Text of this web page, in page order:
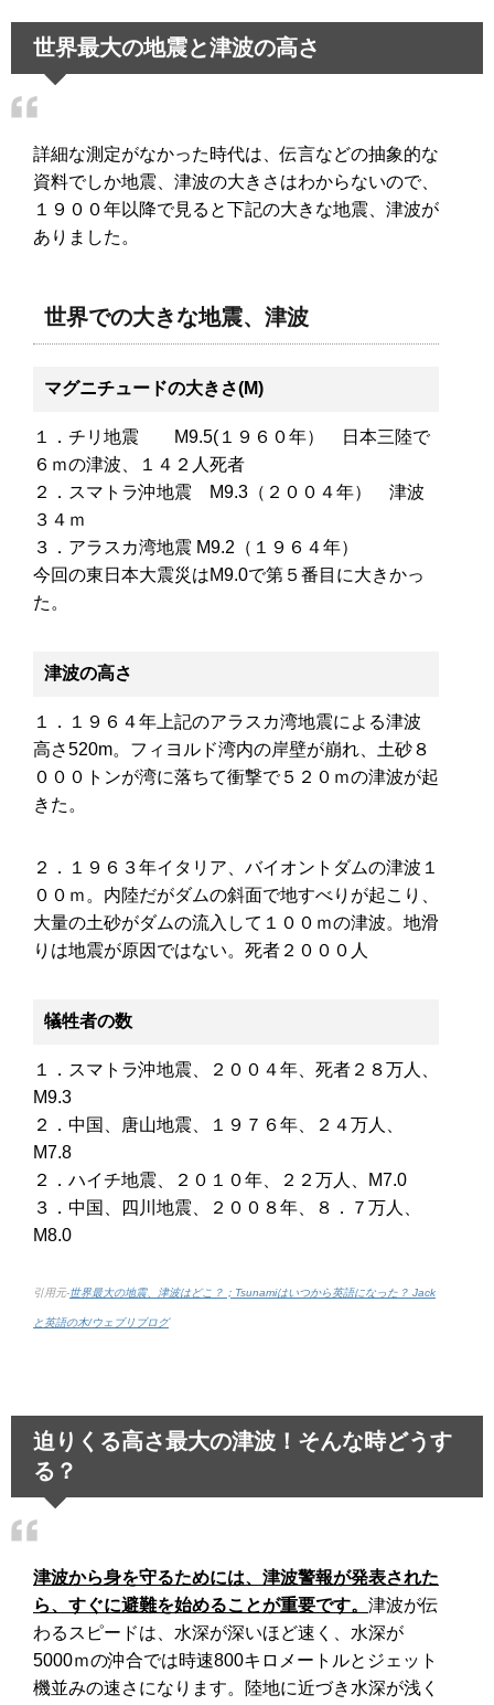
世界最大の地震と津波の高さ
詳細な測定がなかった時代は、伝言などの抽象的な
資料でしか地震、津波の大きさはわからないので、
１９００年以降で見ると下記の大きな地震、津波が
ありました。
世界での大きな地震、津波
マグニチュードの大きさ(M)
１．チリ地震 M9.5(１９６０年） 日本三陸で
６ｍの津波、１４２人死者
２．スマトラ沖地震 M9.3（２００４年） 津波
３４ｍ
３．アラスカ湾地震 M9.2（１９６４年）
今回の東日本大震災はM9.0で第５番目に大きかっ
た。
津波の高さ
１．１９６４年上記のアラスカ湾地震による津波
高さ520m。フィヨルド湾内の岸壁が崩れ、土砂８
０００トンが湾に落ちて衝撃で５２０ｍの津波が起
きた。
２．１９６３年イタリア、バイオントダムの津波１
００ｍ。内陸だがダムの斜面で地すべりが起こり、
大量の土砂がダムの流入して１００ｍの津波。地滑
りは地震が原因ではない。死者２０００人
犠牲者の数
１．スマトラ沖地震、２００４年、死者２８万人、
M9.3
２．中国、唐山地震、１９７６年、２４万人、
M7.8
２．ハイチ地震、２０１０年、２２万人、M7.0
３．中国、四川地震、２００８年、８．７万人、
M8.0
引用元-世界最大の地震、津波はどこ？；Tsunamiはいつから英語になった？ Jack
と英語の木/ウェブリブログ
迫りくる高さ最大の津波！そんな時どうす
る？
津波から身を守るためには、津波警報が発表された
ら、すぐに避難を始めることが重要です。 津波が伝
わるスピードは、水深が深いほど速く、水深が
5000ｍの沖合では時速800キロメートルとジェット
機並みの速さになります。陸地に近づき水深が浅く